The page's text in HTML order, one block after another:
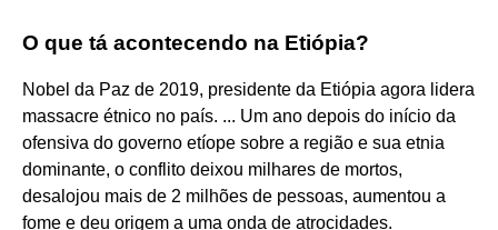
O que tá acontecendo na Etiópia?
Nobel da Paz de 2019, presidente da Etiópia agora lidera
massacre étnico no país. ... Um ano depois do início da
ofensiva do governo etíope sobre a região e sua etnia
dominante, o conflito deixou milhares de mortos,
desalojou mais de 2 milhões de pessoas, aumentou a
fome e deu origem a uma onda de atrocidades.